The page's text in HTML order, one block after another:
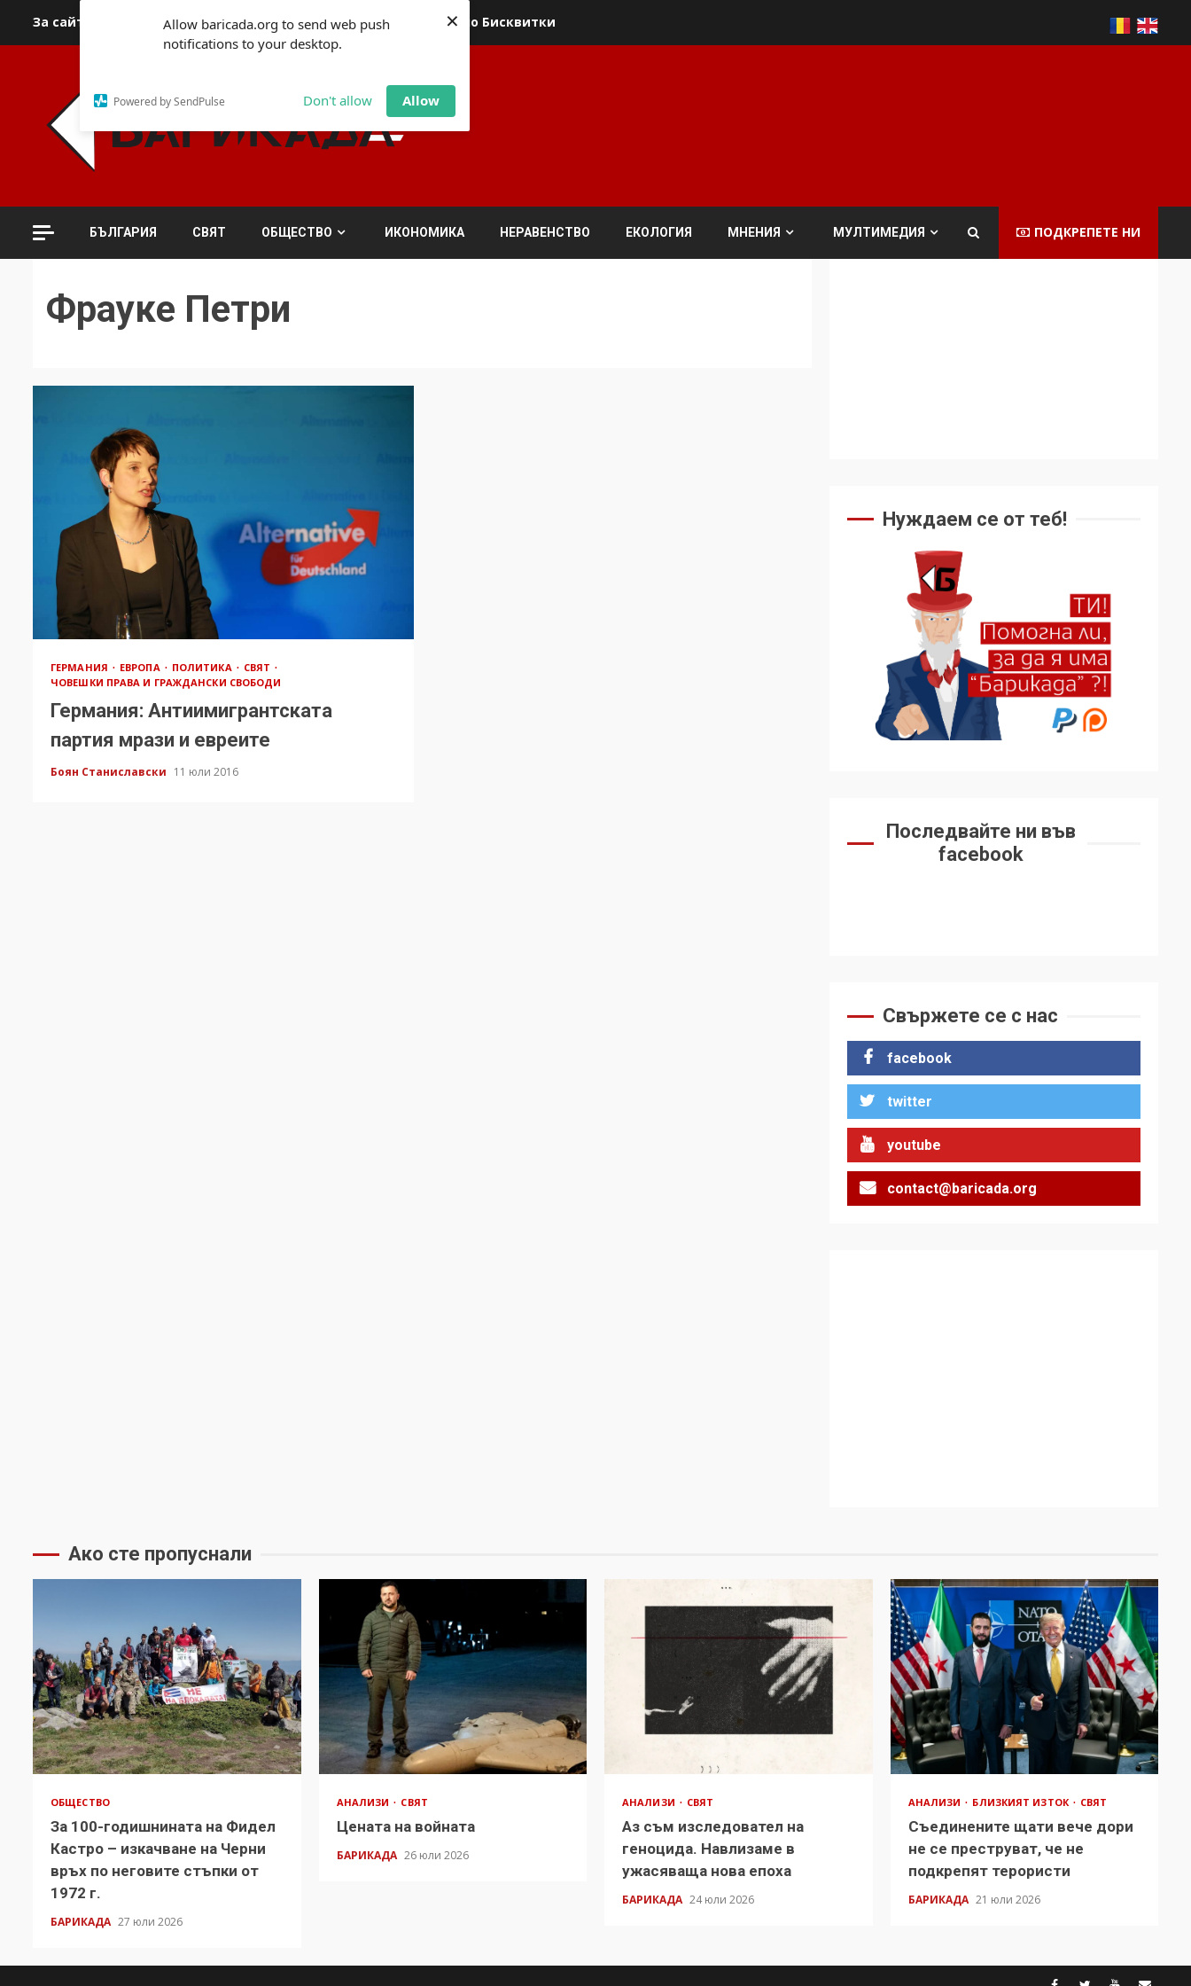
Allow baricada.org to send web push
notifications to your desktop.
Powered by SendPulse Don't allow Allow
×
За сайта За контакти За реклама Политика относно Бисквитки
БЪЛГАРИЯ СВЯТ ОБЩЕСТВО ИКОНОМИКА НЕРАВЕНСТВО ЕКОЛОГИЯ МНЕНИЯ МУЛТИМЕДИЯ ПОДКРЕПЕТЕ НИ
Фрауке Петри
ГЕРМАНИЯ ЕВРОПА ПОЛИТИКА
СВЯТ
ЧОВЕШКИ ПРАВА И ГРАЖДАНСКИ СВОБОДИ
Германия: Антиимигрантската
партия мрази и евреите
Боян Станиславски 11 юли 2016
Нуждаем се от теб!
Последвайте ни във
facebook
Свържете се с нас
facebook
twitter
youtube
contact@baricada.org
Ако сте пропуснали
ОБЩЕСТВО
За 100-годишнината на Фидел
Кастро – изкачване на Черни
връх по неговите стъпки от
1972 г.
БАРИКАДА 27 юли 2026
АНАЛИЗИ СВЯТ
Цената на войната
БАРИКАДА 26 юли 2026
АНАЛИЗИ СВЯТ
Аз съм изследовател на
геноцида. Навлизаме в
ужасяваща нова епоха
БАРИКАДА 24 юли 2026
АНАЛИЗИ БЛИЗКИЯТ ИЗТОК СВЯТ
Съединените щати вече дори
не се преструват, че не
подкрепят терористи
БАРИКАДА 21 юли 2026